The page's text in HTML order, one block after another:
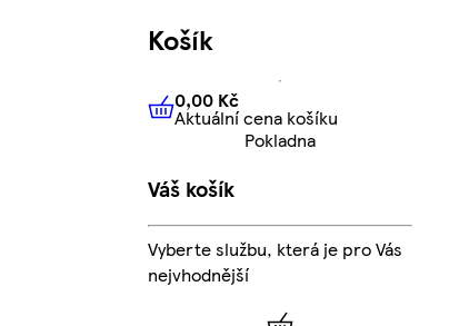
Košík
0,00 KčAktuální cena košíku
0,00 Kč
Aktuální cena košíku
Pokladna
Váš košík
Vyberte službu, která je pro Vás
nejvhodnější